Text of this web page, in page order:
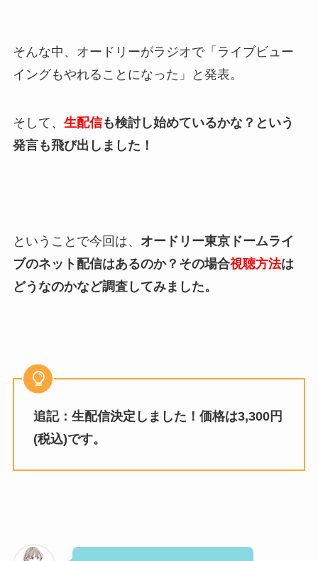
そんな中、オードリーがラジオで「ライブビュー
イングもやれることになった」と発表。
そして、 生配信も検討し始めているかな？という
発言も飛び出しました！
ということで今回は、 オードリー東京ドームライ
ブのネット配信はあるのか？その場合視聴方法は
どうなのかなど調査してみました。
追記：生配信決定しました！価格は3,300円
(税込)です。